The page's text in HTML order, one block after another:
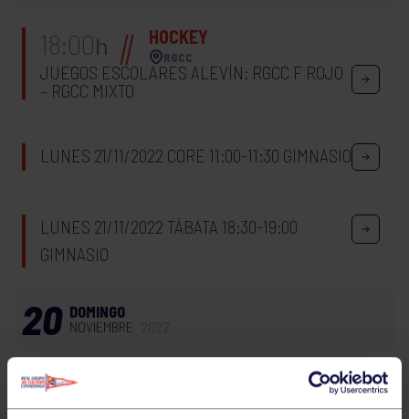
18:00h HOCKEY
RGCC
JUEGOS ESCOLARES ALEVÍN: RGCC F ROJO
– RGCC MIXTO
LUNES 21/11/2022 CORE 11:00-11:30 GIMNASIO
LUNES 21/11/2022 TÁBATA 18:30-19:00
GIMNASIO
20 DOMINGO
NOVIEMBRE
12:30